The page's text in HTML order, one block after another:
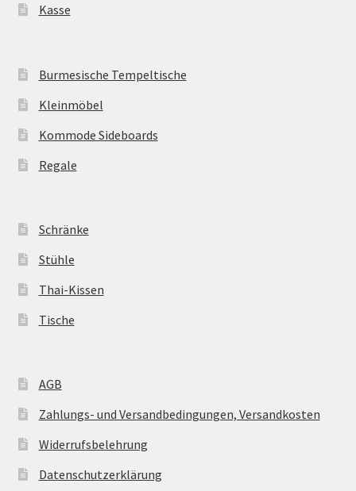
Kasse
Burmesische Tempeltische
Kleinmöbel
Kommode Sideboards
Regale
Schränke
Stühle
Thai-Kissen
Tische
AGB
Zahlungs- und Versandbedingungen, Versandkosten
Widerrufsbelehrung
Datenschutzerklärung